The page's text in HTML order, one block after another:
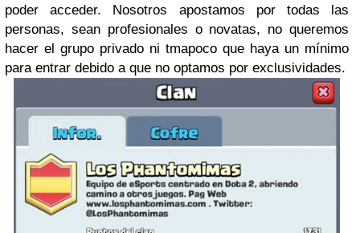
poder acceder. Nosotros apostamos por todas las
personas, sean profesionales o novatas, no queremos
hacer el grupo privado ni tmapoco que haya un mínimo
para entrar debido a que no optamos por exclusividades.